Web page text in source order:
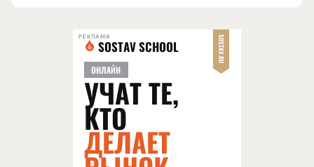
РЕКЛАМА